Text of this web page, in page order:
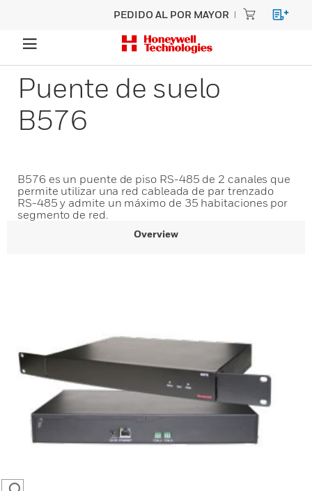
PEDIDO AL POR MAYOR
Puente de suelo
B576
B576 es un puente de piso RS-485 de 2 canales que
permite utilizar una red cableada de par trenzado
RS-485 y admite un máximo de 35 habitaciones por
segmento de red.
Overview